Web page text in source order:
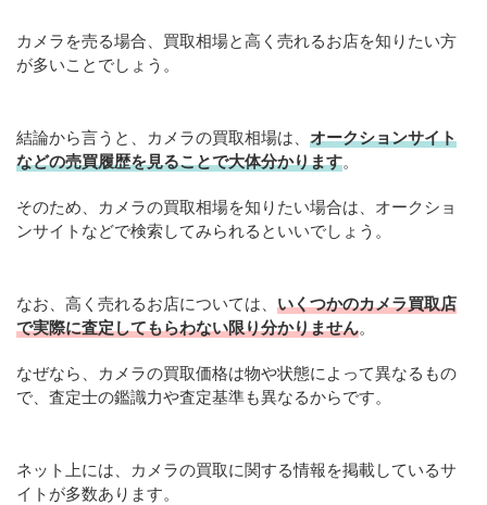
カメラを売る場合、買取相場と高く売れるお店を知りたい方
が多いことでしょう。
結論から言うと、カメラの買取相場は、 オークションサイト
などの売買履歴を見ることで大体分かります。
そのため、カメラの買取相場を知りたい場合は、オークショ
ンサイトなどで検索してみられるといいでしょう。
なお、高く売れるお店については、 いくつかのカメラ買取店
で実際に査定してもらわない限り分かりません。
なぜなら、カメラの買取価格は物や状態によって異なるもの
で、査定士の鑑識力や査定基準も異なるからです。
ネット上には、カメラの買取に関する情報を掲載しているサ
イトが多数あります。